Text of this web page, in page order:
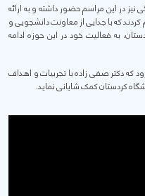
در این مراسم حضور داشته و به ارائه
که با جدایی از معاونت دانشجویی و
به فعالیت خود در این حوزه ادامه
که دکتر صفی زاده با تجربیات و اهداف
کردستان کمک شایانی نماید.